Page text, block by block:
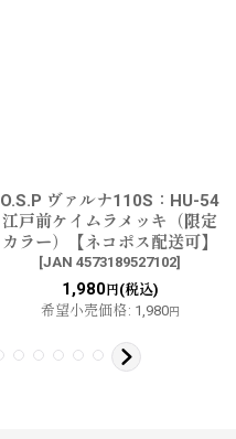
O.S.P ヴァルナ110S：HU-54
江戸前ケイムラメッキ（限定
カラー）【ネコポス配送可】
[JAN 4573189527102]
1,980円(税込)
希望小売価格: 1,980円